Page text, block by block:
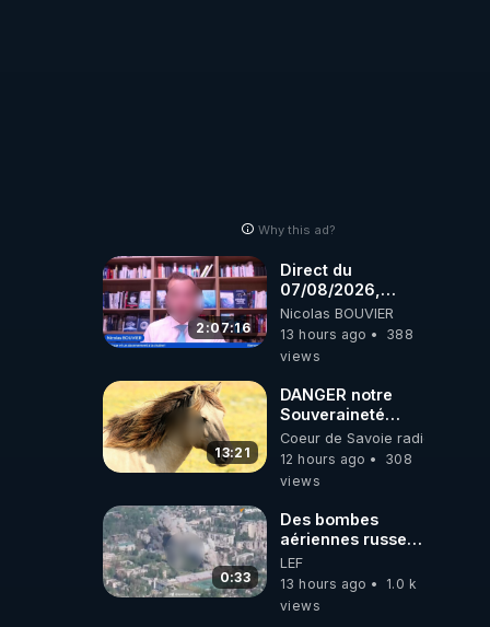
Why this ad?
2:07:16
Direct du
07/08/2026,
présenté par
Nicolas BOUVIER
Nicolas BOUVIER
13 hours ago
388
views
13:21
DANGER notre
Souveraineté
Alimentaire est
attaqué...
Coeur de Savoie radioweb TV
12 hours ago
308
views
0:33
Des bombes
aériennes russes
anéantissent les
centres de
contrôle de
LEF
13 hours ago
1.0 k
views